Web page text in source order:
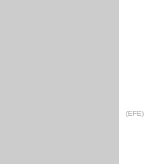
(EFE)